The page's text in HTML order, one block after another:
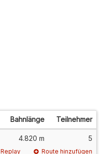
Bahnlänge Teilnehmer
4.820 m 5
Replay Route hinzufügen